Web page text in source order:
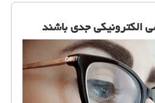
الكترونیكی جدی باشند